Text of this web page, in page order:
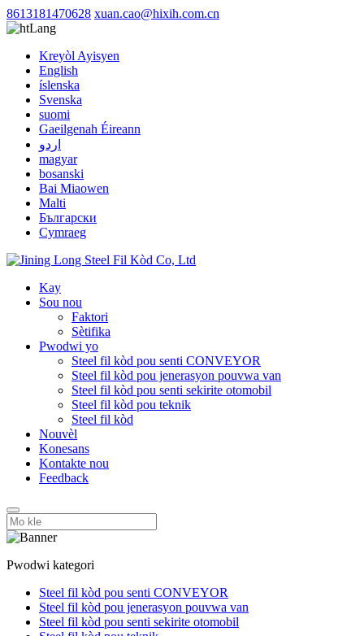
8613181470628 xuan.cao@hixih.com.cn
Lang
Kreyòl Ayisyen
English
íslenska
Svenska
suomi
Gaeilgenah Éireann
اردو
magyar
bosanski
Bai Miaowen
Malti
Български
Cymraeg
Kay
Sou nou
Faktori
Sètifika
Pwodwi yo
Steel fil kòd pou senti CONVEYOR
Steel fil kòd pou jenerasyon pouvwa van
Steel fil kòd pou senti sekirite otomobil
Steel fil kòd pou teknik
Steel fil kòd
Nouvèl
Konesans
Kontakte nou
Feedback
Pwodwi kategori
Steel fil kòd pou senti CONVEYOR
Steel fil kòd pou jenerasyon pouvwa van
Steel fil kòd pou senti sekirite otomobil